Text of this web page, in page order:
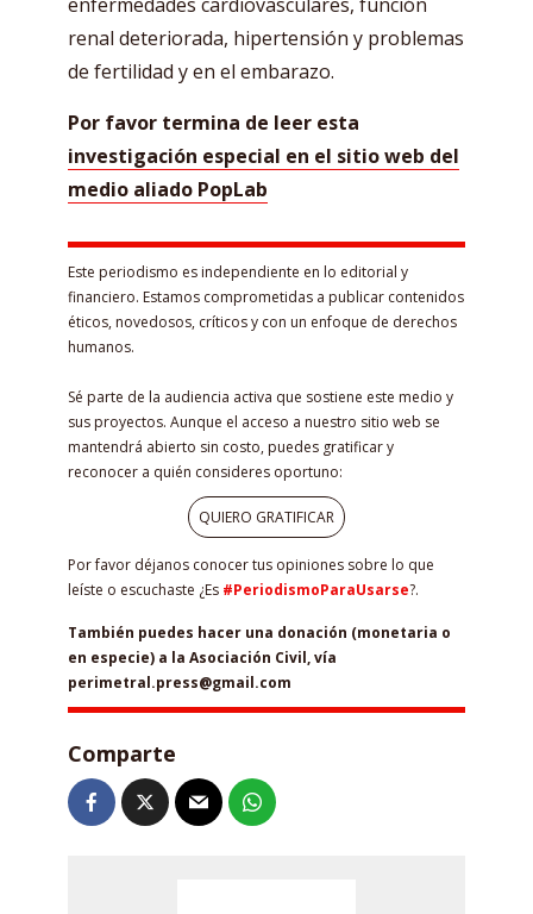
renal deteriorada, hipertensión y problemas
de fertilidad y en el embarazo.
Por favor termina de leer esta
investigación especial en el sitio web del
medio aliado PopLab
Este periodismo es independiente en lo editorial y
financiero. Estamos comprometidas a publicar contenidos
éticos, novedosos, críticos y con un enfoque de derechos
humanos.
Sé parte de la audiencia activa que sostiene este medio y
sus proyectos. Aunque el acceso a nuestro sitio web se
mantendrá abierto sin costo, puedes gratificar y
reconocer a quién consideres oportuno:
QUIERO GRATIFICAR
Por favor déjanos conocer tus opiniones sobre lo que
leíste o escuchaste ¿Es #PeriodismoParaUsarse?.
También puedes hacer una donación (monetaria o
en especie) a la Asociación Civil, vía
perimetral.press@gmail.com
Comparte